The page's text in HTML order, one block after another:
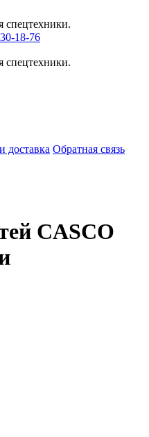
спецтехники.
18-76
спецтехники.
доставка Обратная связь
CASCO